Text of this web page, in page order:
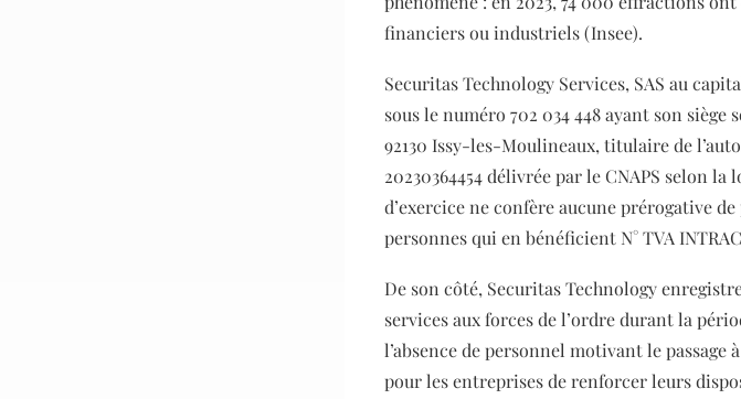
financiers ou industriels (Insee).
Securitas Technology Services, SAS au
sous le numéro 702 034 448 ayant son
92130 Issy-les-Moulineaux, titulaire de
20230364454 délivrée par le CNAPS selon
d’exercice ne confère aucune prérogative
personnes qui en bénéficient N° TVA
De son côté, Securitas Technology
services aux forces de l’ordre durant la
l’absence de personnel motivant le
pour les entreprises de renforcer leurs